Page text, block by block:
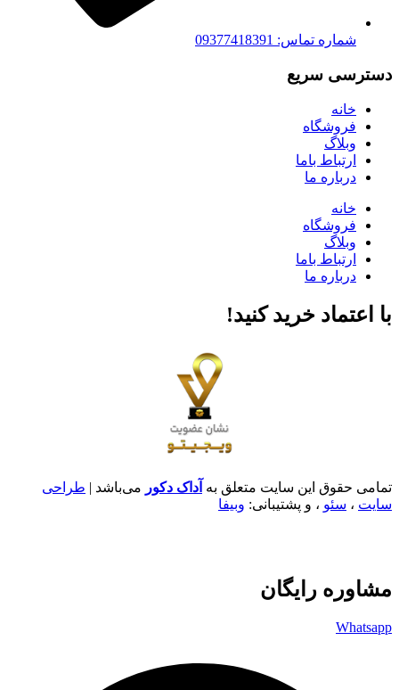
شماره تماس: 09377418391
دسترسی سریع
خانه
فروشگاه
وبلاگ
ارتباط باما
درباره ما
خانه
فروشگاه
وبلاگ
ارتباط باما
درباره ما
با اعتماد خرید کنید‌!
تمامی حقوق این سایت متعلق به آداک دکور می‌باشد | طراحی
سایت ، سئو ، و پشتیبانی: وبیفا
مشاوره رایگان
Whatsapp